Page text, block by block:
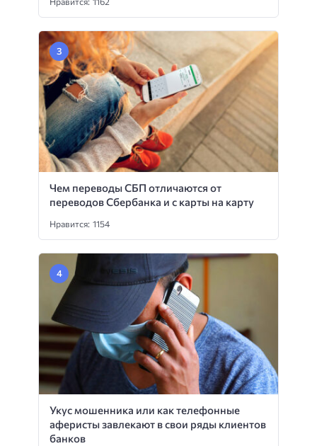
Чем переводы СБП отличаются от
переводов Сбербанка и с карты на карту
Нравится: 1154
Укус мошенника или как телефонные
аферисты завлекают в свои ряды клиентов
банков